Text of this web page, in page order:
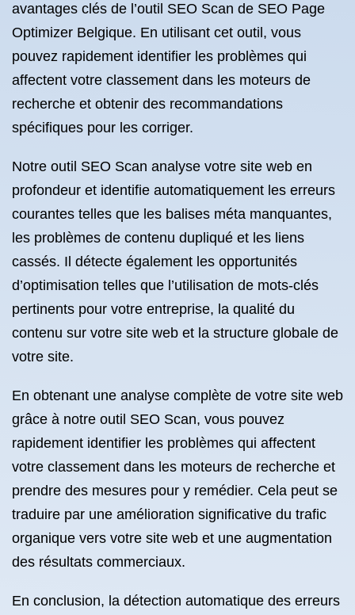
avantages clés de l’outil SEO Scan de SEO Page
Optimizer Belgique. En utilisant cet outil, vous
pouvez rapidement identifier les problèmes qui
affectent votre classement dans les moteurs de
recherche et obtenir des recommandations
spécifiques pour les corriger.
Notre outil SEO Scan analyse votre site web en
profondeur et identifie automatiquement les erreurs
courantes telles que les balises méta manquantes,
les problèmes de contenu dupliqué et les liens
cassés. Il détecte également les opportunités
d’optimisation telles que l’utilisation de mots-clés
pertinents pour votre entreprise, la qualité du
contenu sur votre site web et la structure globale de
votre site.
En obtenant une analyse complète de votre site web
grâce à notre outil SEO Scan, vous pouvez
rapidement identifier les problèmes qui affectent
votre classement dans les moteurs de recherche et
prendre des mesures pour y remédier. Cela peut se
traduire par une amélioration significative du trafic
organique vers votre site web et une augmentation
des résultats commerciaux.
En conclusion, la détection automatique des erreurs